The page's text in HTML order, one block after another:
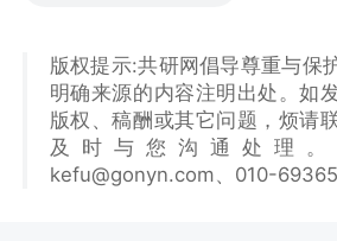
版权提示:共研网倡导尊重与保
明确来源的内容注明出处。如
版权、稿酬或其它问题，烦请
及时与您沟通处理。
kefu@gonyn.com、010-